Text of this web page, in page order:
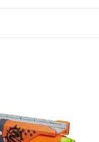
verlanglijst